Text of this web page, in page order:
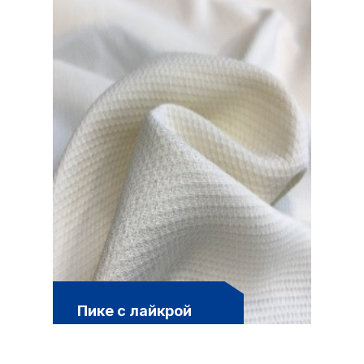
Пике с лайкрой